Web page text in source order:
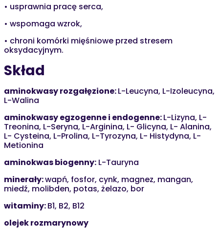
• usprawnia pracę serca,
• wspomaga wzrok,
• chroni komórki mięśniowe przed stresem
oksydacyjnym.
Skład
aminokwasy rozgałęzione:L-Leucyna, L-Izoleucyna,
L-Walina
aminokwasy egzogenne i endogenne:L-Lizyna, L-
Treonina, L-Seryna, L-Arginina, L- Glicyna, L- Alanina,
L- Cysteina, L-Prolina, L-Tyrozyna, L- Histydyna, L-
Metionina
aminokwas biogenny: L-Tauryna
minerały:wapń, fosfor, cynk, magnez, mangan,
miedź, molibden, potas, żelazo, bor
witaminy:B1, B2, B12
olejek rozmarynowy